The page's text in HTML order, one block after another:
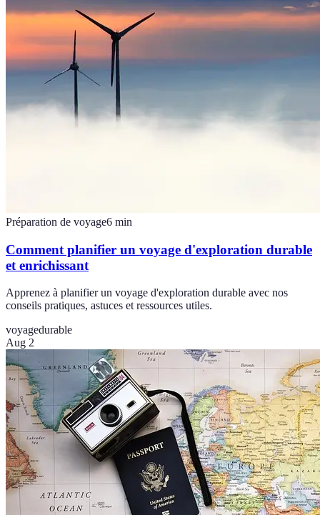
Préparation de voyage6 min
Comment planifier un voyage d'exploration durable
et enrichissant
Apprenez à planifier un voyage d'exploration durable avec nos
conseils pratiques, astuces et ressources utiles.
voyagedurable
Aug 2